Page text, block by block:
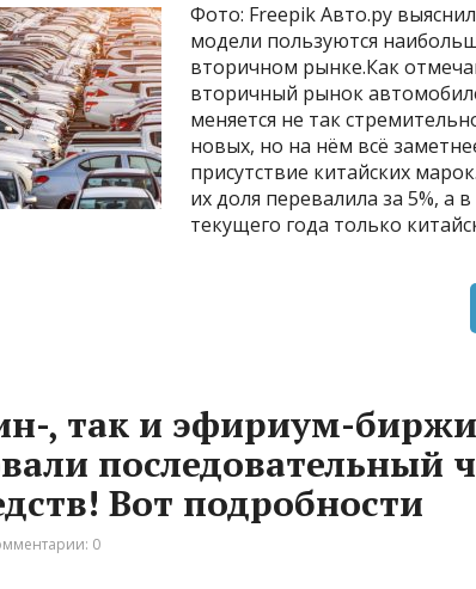
Фото: Freepik Авто.ру
модели пользуются
вторичном рынке.Как
вторичный рынок
меняется не так
новых, но на нём всё
присутствие китайских
их доля перевалила за 5%, а
текущего года только
, так и эфириум-
последовательный
Вот подробности
0